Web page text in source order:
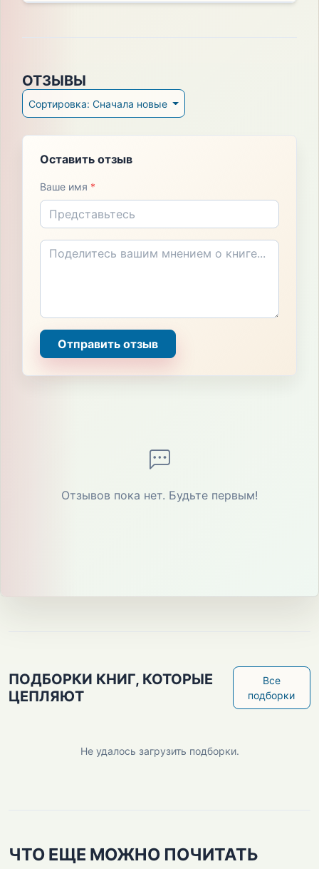
ОТЗЫВЫ
Сортировка: Сначала новые
Оставить отзыв
Ваше имя *
Отправить отзыв
Отзывов пока нет. Будьте первым!
ПОДБОРКИ КНИГ, КОТОРЫЕ
ЦЕПЛЯЮТ
Все
подборки
Не удалось загрузить подборки.
ЧТО ЕЩЕ МОЖНО ПОЧИТАТЬ